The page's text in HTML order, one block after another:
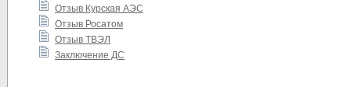
Отзыв Курская АЭС
Отзыв Росатом
Отзыв ТВЭЛ
Заключение ДС